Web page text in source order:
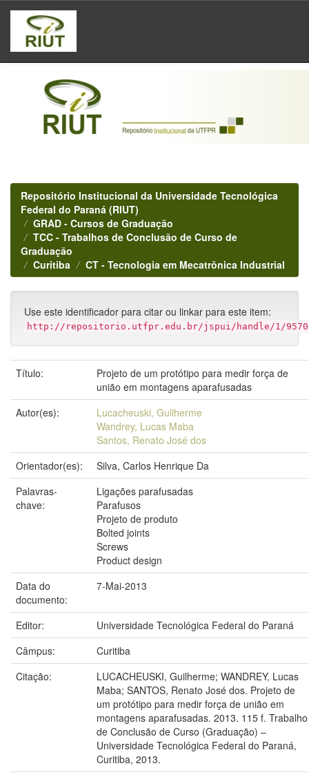
Skip
navigation
Repositório Institucional da Universidade Tecnológica
Federal do Paraná (RIUT)
GRAD - Cursos de Graduação
TCC - Trabalhos de Conclusão de Curso de
Graduação
Curitiba
CT - Tecnologia em Mecatrônica Industrial
Use este identificador para citar ou linkar para este item:
http://repositorio.utfpr.edu.br/jspui/handle/1/9570
Título:
Projeto de um protótipo para medir força de
união em montagens aparafusadas
Autor(es):
Lucacheuski, Guilherme
Wandrey, Lucas Maba
Santos, Renato José dos
Orientador(es):
Silva, Carlos Henrique Da
Palavras-
chave:
Ligações parafusadas
Parafusos
Projeto de produto
Bolted joints
Screws
Product design
Data do
documento:
7-Mai-2013
Editor:
Universidade Tecnológica Federal do Paraná
Câmpus:
Curitiba
Citação:
LUCACHEUSKI, Guilherme; WANDREY, Lucas
Maba; SANTOS, Renato José dos. Projeto de
um protótipo para medir força de união em
montagens aparafusadas. 2013. 115 f. Trabalho
de Conclusão de Curso (Graduação) –
Universidade Tecnológica Federal do Paraná,
Curitiba, 2013.